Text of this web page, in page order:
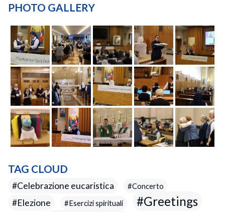
PHOTO GALLERY
TAG CLOUD
Celebrazione eucaristica Concerto
Elezione Esercizi spirituali Greetings